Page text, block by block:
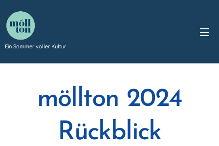
Ein Sommer voller Kultur
möllton 2024
Rückblick